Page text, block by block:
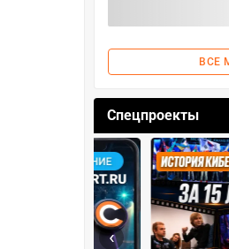
ВСЕ
Спецпроекты
‹